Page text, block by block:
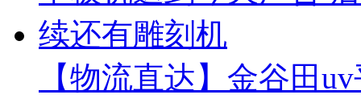
【物流直达】金谷田